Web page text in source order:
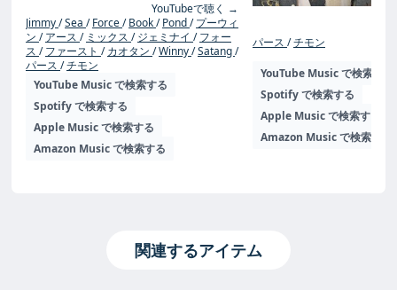
YouTubeで聴く →
Jimmy Sea Force Book Pond
プーウィ
ン
アース ミックス ジェミナイ
フォー
ス
ファースト カオタン Winny Satang
パース
チモン
YouTube Music で検索する
Spotify で検索する
Apple Music で検索する
Amazon Music で検索する
パース
チモン
YouTube Music で検索する
Spotify で検索する
Apple Music で検索する
Amazon Music で検索する
関連するアイテム